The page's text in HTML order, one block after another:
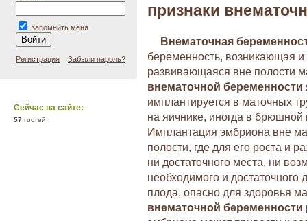
запомнить меня
Регистрация Забыли пароль?
Сейчас на сайте:
57 гостей
признаки
Внематочная
беременность, возникающая и
развивающаяся вне полости
внематочной беременности
имплантируется в маточных
на яичнике, иногда в брюшной
Имплантация эмбриона вне
полости, где для его роста и
ни достаточного места, ни
необходимого и достаточного
плода, опасно для здоровья
внематочной беременности